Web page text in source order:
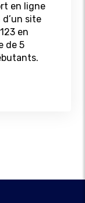
en ligne
site
en
de 5